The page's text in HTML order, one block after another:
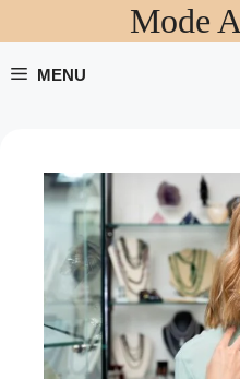
au
contenu
Mode
MENU